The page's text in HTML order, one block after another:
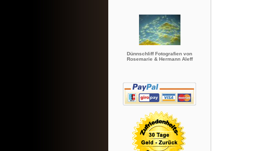
Dünnschliff Fotografien von
Rosemarie & Hermann Aleff